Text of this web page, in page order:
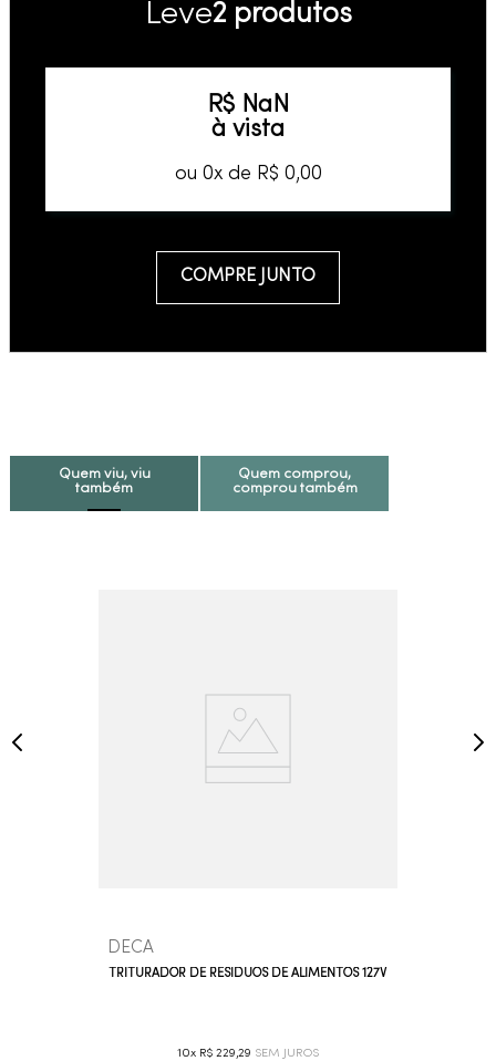
Leve2 produtos
R$ NaN
à vista
ou 0x de R$ 0,00
COMPRE JUNTO
Quem viu, viu
também
Quem comprou,
comprou também
DECA
TRITURADOR DE RESÍDUOS DE ALIMENTOS 127V
10 R$ 229,29